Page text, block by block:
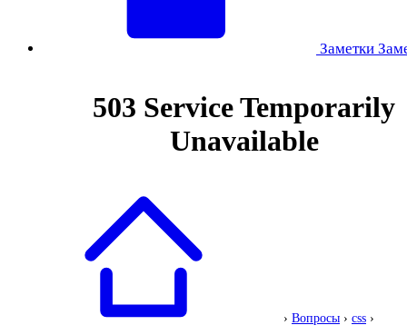
Заметки
› Вопросы › css ›